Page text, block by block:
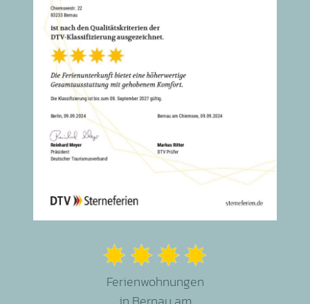
Ferienwohnungen